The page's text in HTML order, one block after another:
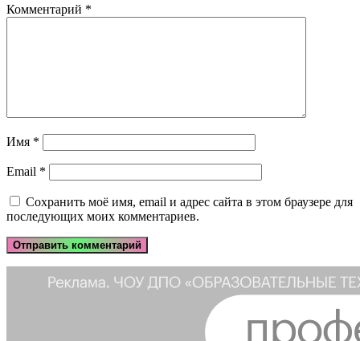
Комментарий *
Имя *
Email *
Сохранить моё имя, email и адрес сайта в этом браузере для
последующих моих комментариев.